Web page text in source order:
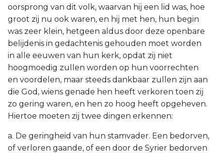
oorsprong van dit volk, waarvan hij een lid was, hoe
groot zij nu ook waren, en hij met hen, hun begin
was zeer klein, hetgeen aldus door deze openbare
belijdenis in gedachtenis gehouden moet worden
in alle eeuwen van hun kerk, opdat zij niet
hoogmoedig zullen worden op hun voorrechten
en voordelen, maar steeds dankbaar zullen zijn aan
die God, wiens genade hen heeft verkoren toen zij
zo gering waren, en hen zo hoog heeft opgeheven.
Hiertoe moeten zij twee dingen erkennen:
a. De geringheid van hun stamvader. Een bedorven,
of verloren gaande, of een door de Syrier bedorven